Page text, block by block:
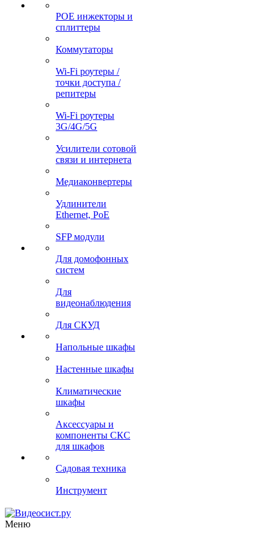
POE инжекторы и
сплиттеры
Коммутаторы
Wi-Fi роутеры /
точки доступа /
репитеры
Wi-Fi роутеры
3G/4G/5G
Усилители сотовой
связи и интернета
Медиаконвертеры
Удлинители
Ethernet, PoE
SFP модули
Для домофонных
систем
Для
видеонаблюдения
Для СКУД
Напольные шкафы
Настенные шкафы
Климатические
шкафы
Аксессуары и
компоненты СКС
для шкафов
Садовая техника
Инструмент
Меню